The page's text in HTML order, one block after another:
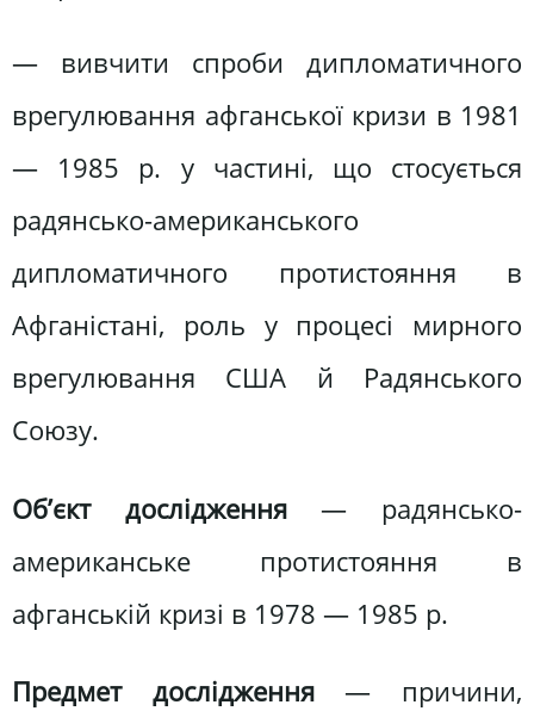
— вивчити спроби дипломатичного
врегулювання афганської кризи в 1981
— 1985 р. у частині, що стосується
радянсько-американського
дипломатичного протистояння в
Афганістані, роль у процесі мирного
врегулювання США й Радянського
Союзу.
Об’єкт дослідження— радянсько-
американське протистояння в
афганській кризі в 1978 — 1985 р.
Предмет дослідження— причини,